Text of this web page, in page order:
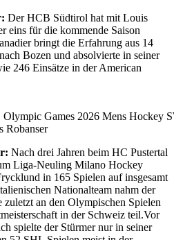
Der HCB Südtirol hat mit Louis
eins für die kommende Saison
bringt die Erfahrung aus 14
Bozen und absolvierte in seiner
246 Einsätze in der American
Games 2026 Mens Hockey
Robanser
Nach drei Jahren beim HC Pustertal
Liga-Neuling Milano Hockey
in 165 Spielen auf insgesamt
Nationalteam nahm der
zuletzt an den Olympischen Spielen
in der Schweiz teil.Vor
spielte der Stürmer nur in seiner